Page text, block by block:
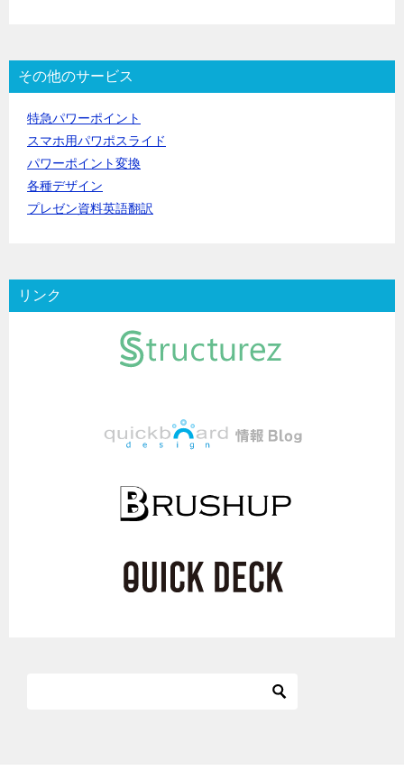
その他のサービス
特急パワーポイント
スマホ用パワポスライド
パワーポイント変換
各種デザイン
プレゼン資料英語翻訳
リンク